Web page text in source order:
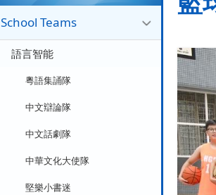
School Teams
語言智能
粵語集誦隊
中文辯論隊
中文話劇隊
中華文化大使隊
堅樂小書迷